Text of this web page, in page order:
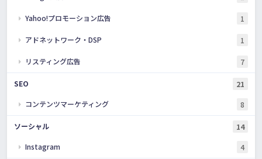
Yahoo!プロモーション広告 1
アドネットワーク・DSP 1
リスティング広告 7
SEO
21
コンテンツマーケティング
8
ソーシャル
14
Instagram
4